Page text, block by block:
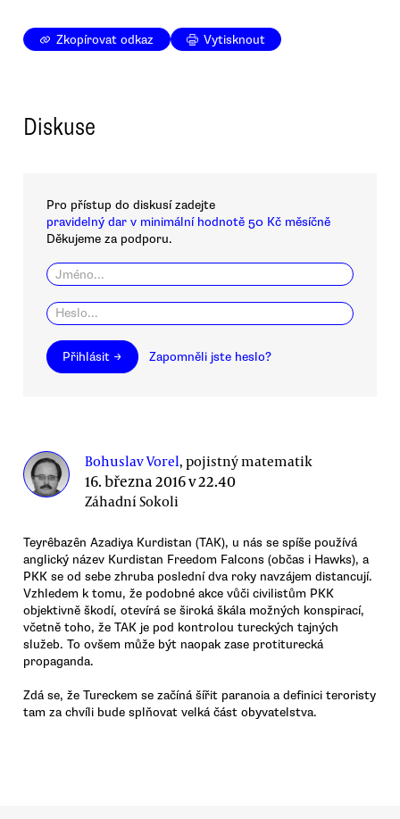
Zkopírovat odkaz Vytisknout
Diskuse
Pro přístup do diskusí zadejte
pravidelný dar v minimální hodnotě 50 Kč měsíčně
Děkujeme za podporu.
Přihlásit → Zapomněli jste heslo?
Bohuslav Vorel, pojistný matematik
16. března 2016 v 22.40
Záhadní Sokoli
Teyrêbazên Azadiya Kurdistan (TAK), u nás se spíše používá
anglický název Kurdistan Freedom Falcons (občas i Hawks), a
PKK se od sebe zhruba poslední dva roky navzájem distancují.
Vzhledem k tomu, že podobné akce vůči civilistům PKK
objektivně škodí, otevírá se široká škála možných konspirací,
včetně toho, že TAK je pod kontrolou tureckých tajných
služeb. To ovšem může být naopak zase protiturecká
propaganda.
Zdá se, že Tureckem se začíná šířit paranoia a definici teroristy
tam za chvíli bude splňovat velká část obyvatelstva.